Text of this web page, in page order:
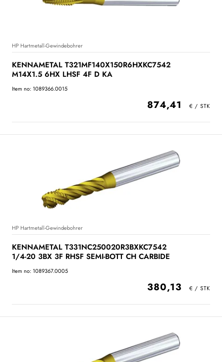
HP Hartmetall-Gewindebohrer
KENNAMETAL T321MF140X150R6HXKC7542
M14X1.5 6HX LHSF 4F D KA
Item no: 1089366.0015
874,41
HP Hartmetall-Gewindebohrer
KENNAMETAL T331NC250020R3BXKC7542
1/4-20 3BX 3F RHSF SEMI-BOTT CH CARBIDE
Item no: 1089367.0005
380,13